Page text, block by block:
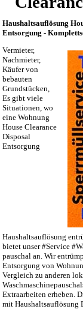
Haushaltsauflösung
Entsorgung -
Vermieter,
Nachmieter,
Käufer von
bebauten
Grundstücken,
Es gibt viele
Situationen, wo
eine Wohnung
House Clearance
Disposal
Entsorgung
Haushaltsauflösung
bietet unser #Service
pauschal an. Wir
Entsorgung von
Vergleich zu anderen
Extraarbeiten erheben.
mit Haushaltsauflösung